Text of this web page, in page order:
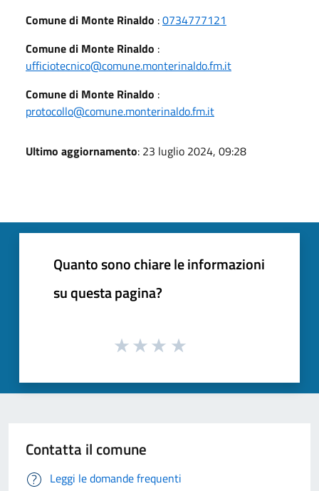
Comune di Monte Rinaldo :0734777121
Comune di Monte Rinaldo :
ufficiotecnico@comune.monterinaldo.fm.it
Comune di Monte Rinaldo :
protocollo@comune.monterinaldo.fm.it
Ultimo aggiornamento: 23 luglio 2024, 09:28
Quanto sono chiare le informazioni
su questa pagina?
Contatta il comune
Leggi le domande frequenti